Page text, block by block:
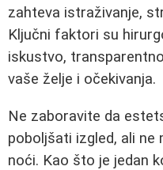
zahteva istraživanje,
Ključni faktori su
iskustvo,
vaše želje i očekivanja.
Ne zaboravite da
poboljšati izgled, ali
noći. Kao što je jedan